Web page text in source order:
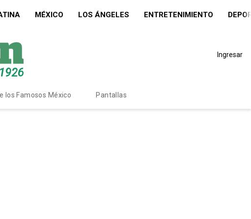
MÉXICO LOS ÁNGELES ENTRETENIMIENTO
Ingresar
los Famosos México Pantallas